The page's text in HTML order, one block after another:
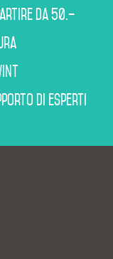
da 50.–
di esperti